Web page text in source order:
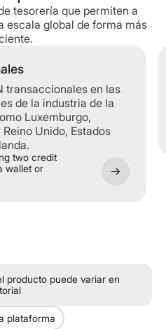
tesorería que permiten a
escala global de forma más
transaccionales en las
de la industria de la
Luxemburgo,
Unido, Estados
producto puede variar en
plataforma